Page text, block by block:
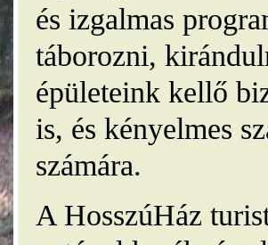
és izgalmas
táborozni,
épületeink kellő
is, és kényelmes
számára.
A HosszúHáz